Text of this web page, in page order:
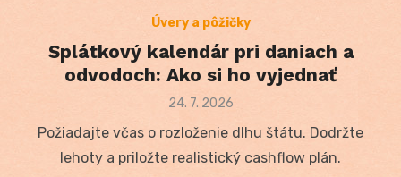
Úvery a pôžičky
Splátkový kalendár pri daniach a
odvodoch: Ako si ho vyjednať
Posted
24. 7. 2026
Požiadajte včas o rozloženie dlhu štátu. Dodržte
lehoty a priložte realistický cashflow plán.